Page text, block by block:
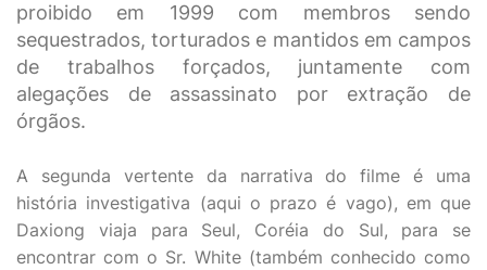
proibido em 1999 com membros sendo
sequestrados, torturados e mantidos em campos
de trabalhos forçados, juntamente com
alegações de assassinato por extração de
órgãos.
A segunda vertente da narrativa do filme é uma
história investigativa (aqui o prazo é vago), em que
Daxiong viaja para Seul, Coréia do Sul, para se
encontrar com o Sr. White (também conhecido como